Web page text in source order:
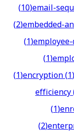
(10)email-
(2)embedded-
(1)
(1)
(1)encryption(1)
efficiency
(1)
(2)